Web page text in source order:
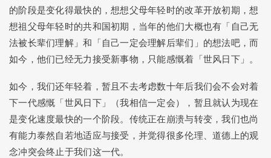
的阶段是变化得最快的，想想父母年轻时的改革开放初期，想
想祖父母年轻时的共和国初期，当年的他们大概也有「自己无
法被长辈们理解」和「自己一定会理解后辈们」的想法吧，而
如今，他们已经无力接受新事物，只能感慨着「世风日下」。
如今，我们还年轻着，暂且不去考虑数十年后我们会不会对着
下一代感慨「世风日下」（我相信一定会），暂且就认为现在
是变化速度最快的一个阶段。传统正在崩溃与转变，我们也尚
有能力泰然自若地适应与接受，并觉得很多伦理、道德上的观
念冲突会终止于我们这一代。
ui-ux-pro-max-skill : 口腔溃疡一波未平一波又起也太真实了😂 抢不到《大状王》+1，…
Peggy: 叔叔好！🫡这几年经常跑珠海澳门啊～
Peggy: 你是神仙！你是人才！！佩服你强大的心脏！！！五一那条还可以加…
Peggy: 要赶各种公共交通，根本算不上松弛。。自己开车才是啊！你是没有…